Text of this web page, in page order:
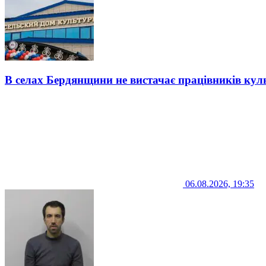
В селах Бердянщини не вистачає працівників
06.08.2026, 19:35